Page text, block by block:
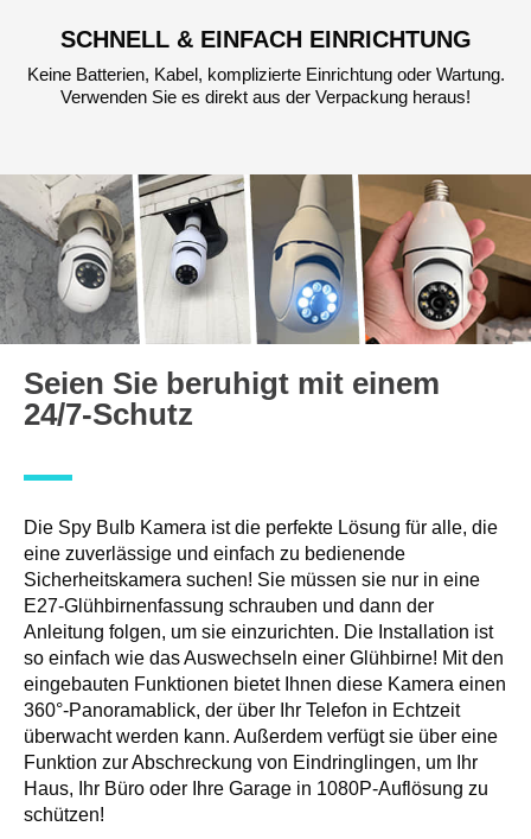
SCHNELL & EINFACH EINRICHTUNG
Keine Batterien, Kabel, komplizierte Einrichtung oder Wartung.
Verwenden Sie es direkt aus der Verpackung heraus!
Seien Sie beruhigt mit einem
24/7-Schutz
Die Spy Bulb Kamera ist die perfekte Lösung für alle, die
eine zuverlässige und einfach zu bedienende
Sicherheitskamera suchen! Sie müssen sie nur in eine
E27-Glühbirnenfassung schrauben und dann der
Anleitung folgen, um sie einzurichten. Die Installation ist
so einfach wie das Auswechseln einer Glühbirne! Mit den
eingebauten Funktionen bietet Ihnen diese Kamera einen
360°-Panoramablick, der über Ihr Telefon in Echtzeit
überwacht werden kann. Außerdem verfügt sie über eine
Funktion zur Abschreckung von Eindringlingen, um Ihr
Haus, Ihr Büro oder Ihre Garage in 1080P-Auflösung zu
schützen!